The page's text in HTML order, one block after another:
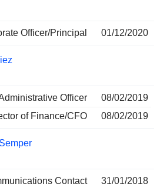
Officer/Principal 01/12/2020
Officer
08/02/2019
of Finance/CFO
08/02/2019
Contact
31/01/2018